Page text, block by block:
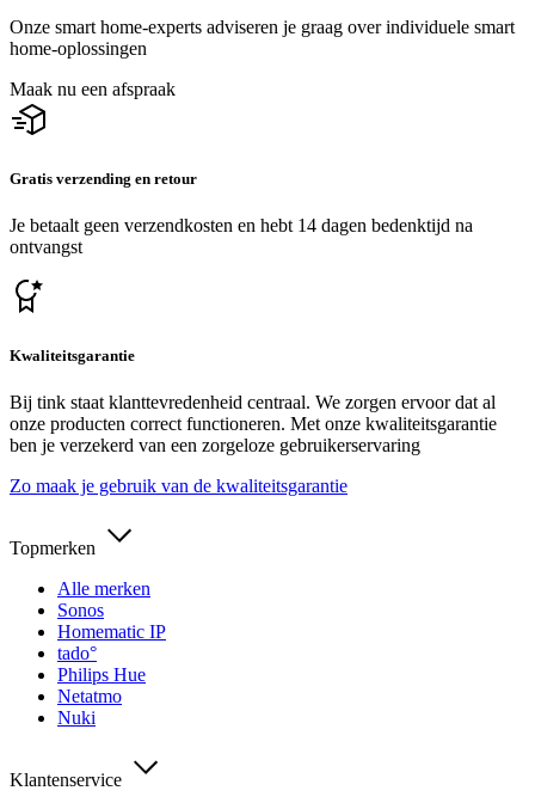
Onze smart home-experts adviseren je graag over individuele smart
home-oplossingen
Maak nu een afspraak
Gratis verzending en retour
Je betaalt geen verzendkosten en hebt 14 dagen bedenktijd na
ontvangst
Kwaliteitsgarantie
Bij tink staat klanttevredenheid centraal. We zorgen ervoor dat al
onze producten correct functioneren. Met onze kwaliteitsgarantie
ben je verzekerd van een zorgeloze gebruikerservaring
Zo maak je gebruik van de kwaliteitsgarantie
Topmerken
Alle merken
Sonos
Homematic IP
tado°
Philips Hue
Netatmo
Nuki
Klantenservice